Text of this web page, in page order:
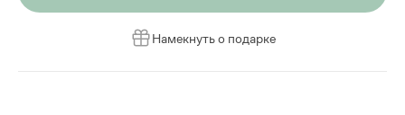
Намекнуть о подарке